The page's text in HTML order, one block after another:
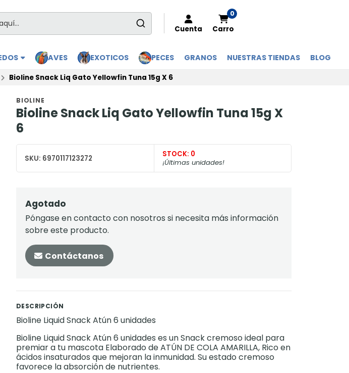
Cuenta
0
Carro
AVES EXOTICOS PECES GRANOS NUESTRAS TIENDAS BLOG
Bioline Snack Liq Gato Yellowfin Tuna 15g X 6
BIOLINE
Bioline Snack Liq Gato Yellowfin Tuna 15g X
6
SKU: 6970117123272 STOCK: 0
¡Últimas unidades!
Agotado
Póngase en contacto con nosotros si necesita más información
sobre este producto.
Contáctanos
DESCRIPCIÓN
Bioline Liquid Snack Atún 6 unidades
Bioline Liquid Snack Atún 6 unidades es un Snack cremoso ideal para
premiar a tu mascota Elaborado de ATÚN DE COLA AMARILLA, Rico en
ácidos insaturados que mejoran la inmunidad. Su estado cremoso
favorece la absorción de nutrientes.